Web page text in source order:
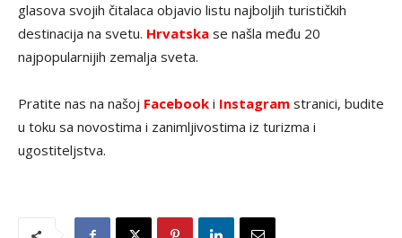
glasova svojih čitalaca objavio listu najboljih turističkih
destinacija na svetu. Hrvatska se našla među 20
najpopularnijih zemalja sveta.
Pratite nas na našoj Facebook i Instagram stranici, budite
u toku sa novostima i zanimljivostima iz turizma i
ugostiteljstva.